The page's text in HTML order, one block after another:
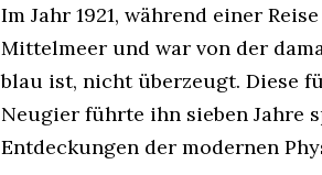
Im Jahr 1921, während einer
Mittelmeer und war von der
blau ist, nicht überzeugt. Diese
Neugier führte ihn sieben Jahre
Entdeckungen der modernen